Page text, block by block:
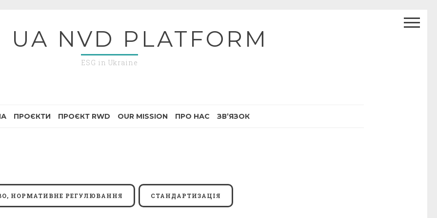
UA NVD PLATFORM
ESG in Ukraine
ПРОЄКТИ ПРОЄКТ RWD OUR MISSION ПРО НАС ЗВ’ЯЗОК
НОРМАТИВНЕ РЕГУЛЮВАННЯ СТАНДАРТИЗАЦІЯ